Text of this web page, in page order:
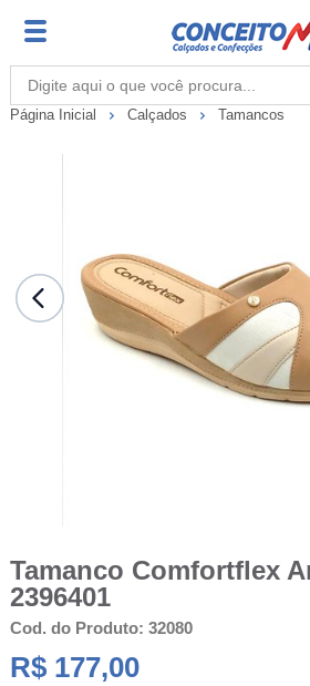
Página Inicial Calçados Tamancos
Tamanco Comfortflex
2396401
Cod. do Produto: 32080
R$ 177,00